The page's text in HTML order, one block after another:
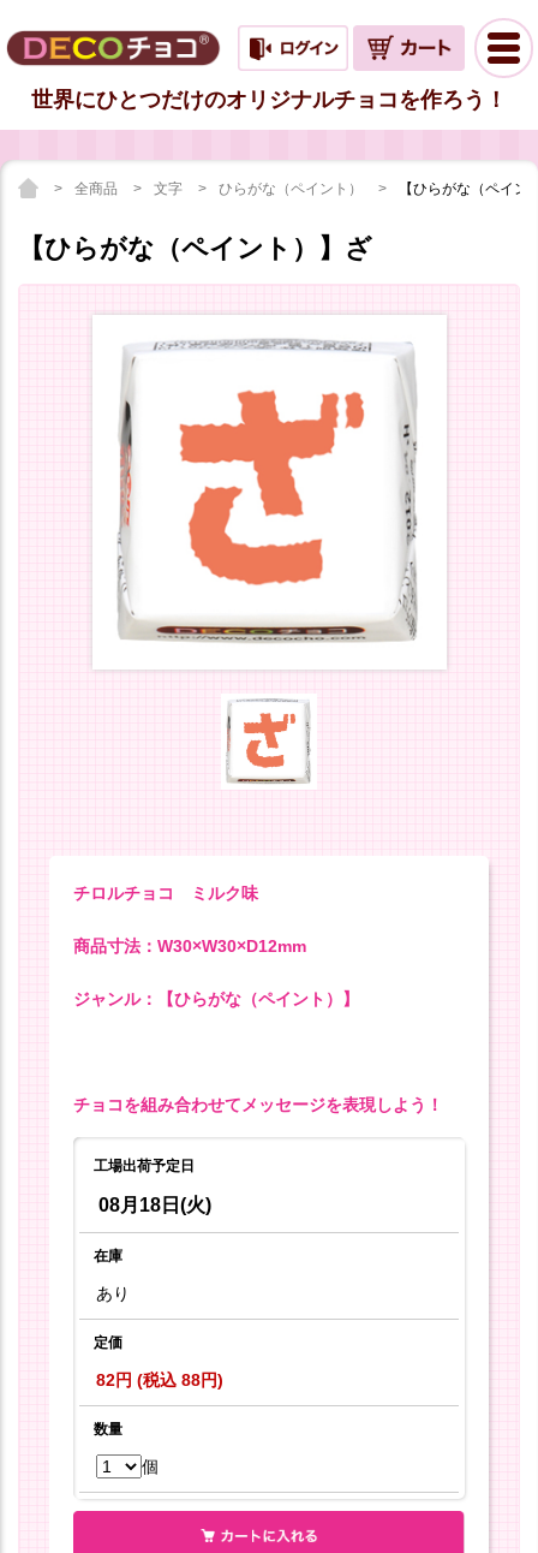
世界にひとつだけのオリジナルチョコを作ろう！
全商品 文字 ひらがな（ペイント） 【ひらがな（ペイン
【ひらがな（ペイント）】ざ
チロルチョコ ミルク味
商品寸法：W30×W30×D12mm
ジャンル：【ひらがな（ペイント）】
チョコを組み合わせてメッセージを表現しよう！
工場出荷予定日
08月18日(火)
在庫
あり
定価
82円 (税込 88円)
数量
個